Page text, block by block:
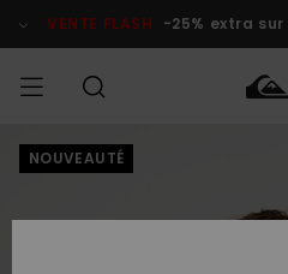
l'information
le
VENTE FLASH -25% extra
HOMME
Homme
Nederlands
NOUVEAUTÉ